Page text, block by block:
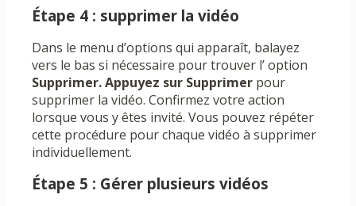
Étape 4 : supprimer la vidéo
Dans le menu d’options qui apparaît, balayez
vers le bas si nécessaire pour trouver l’ option
Supprimer. Appuyez sur Supprimer pour
supprimer la vidéo. Confirmez votre action
lorsque vous y êtes invité. Vous pouvez répéter
cette procédure pour chaque vidéo à supprimer
individuellement.
Étape 5 : Gérer plusieurs vidéos